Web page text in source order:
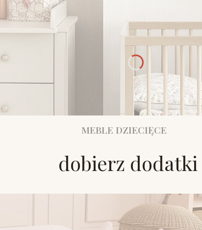
MEBLE DZIECIĘCE
dobierz dodatki